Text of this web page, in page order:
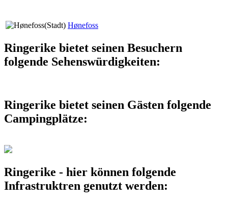
Hønefoss
Ringerike bietet seinen Besuchern
folgende Sehenswürdigkeiten:
Ringerike bietet seinen Gästen folgende
Campingplätze:
Ringerike - hier können folgende
Infrastruktren genutzt werden: